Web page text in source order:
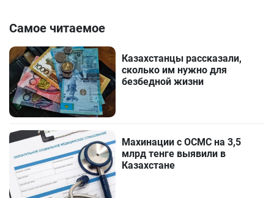
Самое читаемое
Казахстанцы рассказали,
сколько им нужно для
безбедной жизни
Махинации с ОСМС на 3,5
млрд тенге выявили в
Казахстане